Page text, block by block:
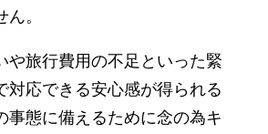
。
や旅行費用の不足といった緊
対応できる安心感が得られる
事態に備えるために念の為キ